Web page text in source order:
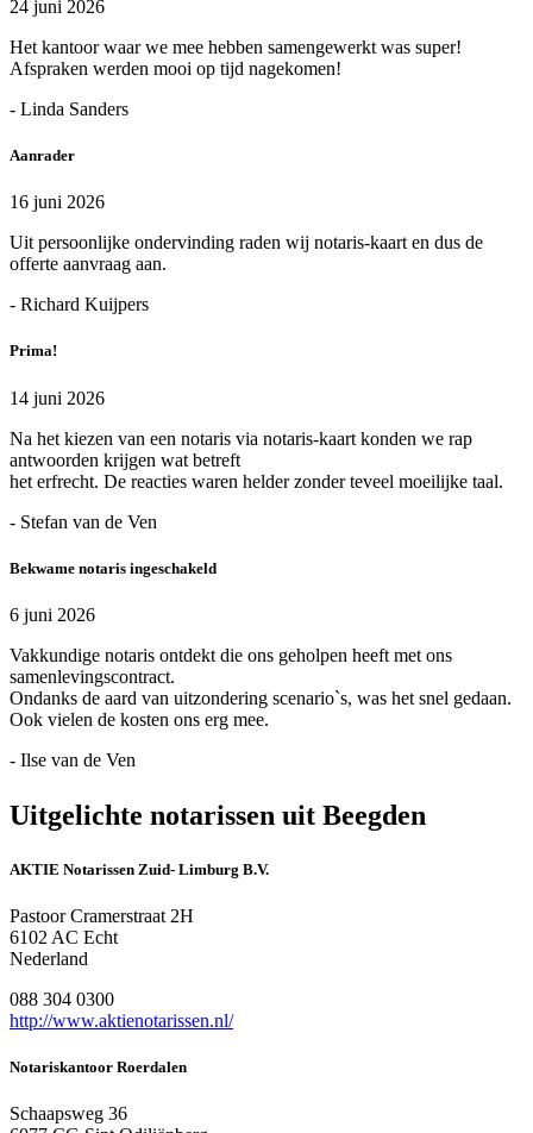
24 juni 2026
Het kantoor waar we mee hebben samengewerkt was super!
Afspraken werden mooi op tijd nagekomen!
- Linda Sanders
Aanrader
16 juni 2026
Uit persoonlijke ondervinding raden wij notaris-kaart en dus de
offerte aanvraag aan.
- Richard Kuijpers
Prima!
14 juni 2026
Na het kiezen van een notaris via notaris-kaart konden we rap
antwoorden krijgen wat betreft
het erfrecht. De reacties waren helder zonder teveel moeilijke taal.
- Stefan van de Ven
Bekwame notaris ingeschakeld
6 juni 2026
Vakkundige notaris ontdekt die ons geholpen heeft met ons
samenlevingscontract.
Ondanks de aard van uitzondering scenario`s, was het snel gedaan.
Ook vielen de kosten ons erg mee.
- Ilse van de Ven
Uitgelichte notarissen uit Beegden
AKTIE Notarissen Zuid- Limburg B.V.
Pastoor Cramerstraat 2H
6102 AC Echt
Nederland
088 304 0300
http://www.aktienotarissen.nl/
Notariskantoor Roerdalen
Schaapsweg 36